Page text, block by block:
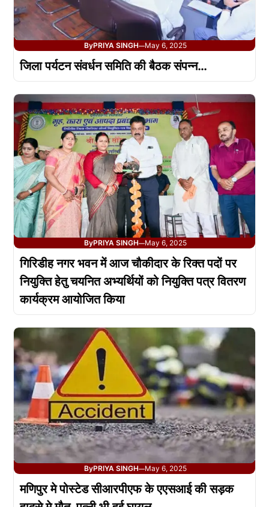
ByPRIYA SINGH—May 6, 2025
जिला पर्यटन संवर्धन समिति की बैठक संपन्न…
ByPRIYA SINGH—May 6, 2025
गिरिडीह नगर भवन में आज चौकीदार के रिक्त पदों पर
नियुक्ति हेतु चयनित अभ्यर्थियों को नियुक्ति पत्र वितरण
कार्यक्रम आयोजित किया
ByPRIYA SINGH—May 6, 2025
मणिपुर मे पोस्टेड सीआरपीएफ के एएसआई की सड़क